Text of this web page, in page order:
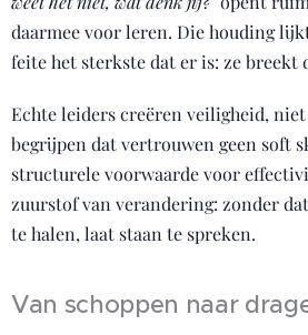
daarmee voor leren. Die houding
feite het sterkste dat er is: ze breekt
Echte leiders creëren veiligheid,
begrijpen dat vertrouwen geen soft
structurele voorwaarde voor
zuurstof van verandering: zonder
te halen, laat staan te spreken.
Van schoppen naar